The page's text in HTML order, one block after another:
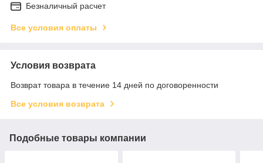
Безналичный расчет
Все условия оплаты
Условия возврата
Возврат товара в течение 14 дней по договоренности
Все условия возврата
Подобные товары компании